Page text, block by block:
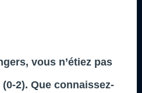
vous n’étiez pas
2). Que connaissez-